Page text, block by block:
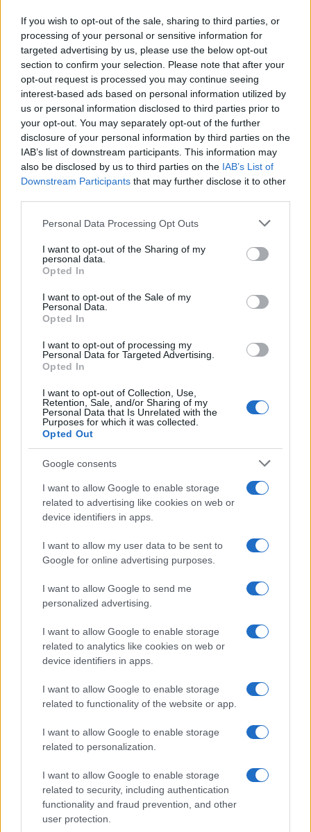
If you wish to opt-out of the sale, sharing to third parties, or
processing of your personal or sensitive information for
targeted advertising by us, please use the below opt-out
section to confirm your selection. Please note that after your
opt-out request is processed you may continue seeing
interest-based ads based on personal information utilized by
us or personal information disclosed to third parties prior to
your opt-out. You may separately opt-out of the further
disclosure of your personal information by third parties on the
IAB’s list of downstream participants. This information may
also be disclosed by us to third parties on the IAB’s List of
Downstream Participants that may further disclose it to other
Please note that this website/app uses one or more Google
not limited to your visit or usage behaviour. You may click to
grant or deny consent to Google and its third-party tags to
use your data for below specified purposes in below Google
consent section.
Personal Data Processing Opt Outs
I want to opt-out of the Sharing of my
personal data.
Opted In
I want to opt-out of the Sale of my
Personal Data.
Opted In
I want to opt-out of processing my
Personal Data for Targeted Advertising.
Opted In
I want to opt-out of Collection, Use,
Retention, Sale, and/or Sharing of my
Personal Data that Is Unrelated with the
Purposes for which it was collected.
Opted Out
Google consents
I want to allow Google to enable storage
related to advertising like cookies on web or
device identifiers in apps.
I want to allow my user data to be sent to
Google for online advertising purposes.
I want to allow Google to send me
personalized advertising.
I want to allow Google to enable storage
related to analytics like cookies on web or
device identifiers in apps.
I want to allow Google to enable storage
related to functionality of the website or app.
I want to allow Google to enable storage
related to personalization.
I want to allow Google to enable storage
related to security, including authentication
functionality and fraud prevention, and other
user protection.
AUTORE
Andrea Conforti
Andrea Conforti, 46enne torinese dal look
casual e naturale, è un analista tattico che
trasforma dati e clip in racconti social. Ricorda
quando annotò la rimonta al box stampa dello
Stadio Olimpico Grande Torino: da
quell'appunto nacque la sua linea editoriale,
under15 al Chieri e ciclista urbano.
Continua a leggere
CSI Bergamo: Tra Corsi, Eventi e Protezione dei Dati
Personali